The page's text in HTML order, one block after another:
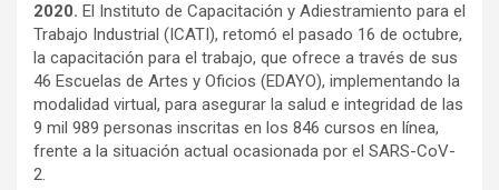
2020. El Instituto de Capacitación y Adiestramiento para el
Trabajo Industrial (ICATI), retomó el pasado 16 de octubre,
la capacitación para el trabajo, que ofrece a través de sus
46 Escuelas de Artes y Oficios (EDAYO), implementando la
modalidad virtual, para asegurar la salud e integridad de las
9 mil 989 personas inscritas en los 846 cursos en línea,
frente a la situación actual ocasionada por el SARS-CoV-
2.